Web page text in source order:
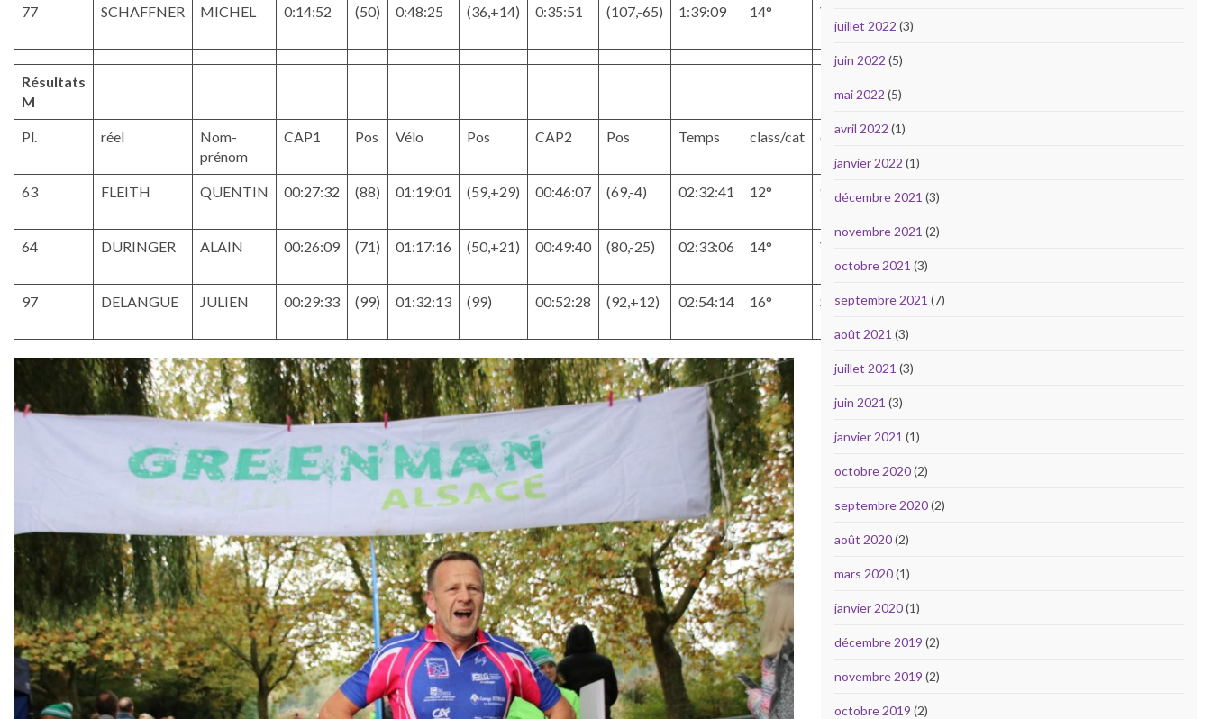
77 SCHAFFNER MICHEL 0:14:52 (50) 0:48:25 (36,+14) 0:35:51 (107,-65) 1:39:09 14°
V1-
M
Résultats
M
Pl. réel
Nom-
prénom
CAP1 Pos Vélo Pos CAP2 Pos Temps class/cat cat.
63 FLEITH QUENTIN 00:27:32 (88) 01:19:01 (59,+29) 00:46:07 (69,-4) 02:32:41 12°
S3-
64 DURINGER ALAIN 00:26:09 (71) 01:17:16 (50,+21) 00:49:40 (80,-25) 02:33:06 14°
V2-
97 DELANGUE JULIEN 00:29:33 (99) 01:32:13 (99) 00:52:28 (92,+12) 02:54:14 16°
S3-
juillet 2022 (3)
juin 2022 (5)
mai 2022 (5)
avril 2022 (1)
janvier 2022 (1)
décembre 2021 (3)
novembre 2021 (2)
octobre 2021 (3)
septembre 2021 (7)
août 2021 (3)
juillet 2021 (3)
juin 2021 (3)
janvier 2021 (1)
octobre 2020(2)
septembre 2020(2)
août 2020(2)
mars 2020(1)
janvier 2020(1)
décembre 2019 (2)
novembre 2019 (2)
octobre 2019 (2)